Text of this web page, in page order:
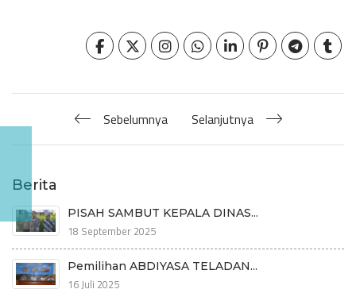
Sebelumnya Selanjutnya
Berita
PISAH SAMBUT KEPALA DINAS...
18 September 2025
Pemilihan ABDIYASA TELADAN...
16 Juli 2025